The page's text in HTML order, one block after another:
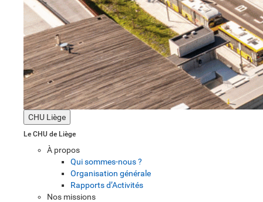
CHU Liège
Le CHU de Liège
À propos
Qui sommes-nous ?
Organisation générale
Rapports d’Activités
Nos missions